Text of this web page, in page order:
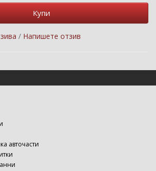
Купи
/ Напишете отзив
авточасти